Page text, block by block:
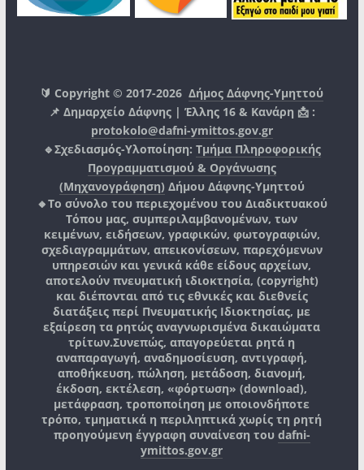
🔰 Copyright © 2017-2026Δήμος Δάφνης-Υμηττού
📌 Δημαρχείο Δάφνης | Έλλης 16 & Κανάρη 📩 :
protokolo@dafni-ymittos.gov.gr
🔹Σχεδιασμός-Υλοποίηση: Τμήμα Πληροφορικής
Προγραμματισμού & Οργάνωσης
(Μηχανογράφηση) Δήμου Δάφνης-Υμηττού
🔸Το σύνολο του περιεχομένου του Διαδικτυακού
Τόπου μας, συμπεριλαμβανομένων, των
κειμένων, ειδήσεων, γραφικών, φωτογραφιών,
σχεδιαγραμμάτων, απεικονίσεων, παρεχόμενων
υπηρεσιών και γενικά κάθε είδους αρχείων,
αποτελούν πνευματική ιδιοκτησία, (copyright)
και διέπονται από τις εθνικές και διεθνείς
διατάξεις περί Πνευματικής Ιδιοκτησίας, με
εξαίρεση τα ρητώς αναγνωρισμένα δικαιώματα
τρίτων.Συνεπώς, απαγορεύεται ρητά η
αναπαραγωγή, αναδημοσίευση, αντιγραφή,
αποθήκευση, πώληση, μετάδοση, διανομή,
έκδοση, εκτέλεση, «φόρτωση» (download),
μετάφραση, τροποποίηση με οποιονδήποτε
τρόπο, τμηματικά η περιληπτικά χωρίς τη ρητή
προηγούμενη έγγραφη συναίνεση του dafni-
ymittos.gov.gr